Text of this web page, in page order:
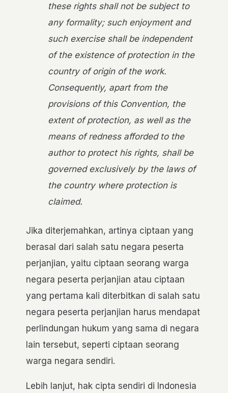
these rights shall not be subject to
any formality; such enjoyment and
such exercise shall be independent
of the existence of protection in the
country of origin of the work.
Consequently, apart from the
provisions of this Convention, the
extent of protection, as well as the
means of redness afforded to the
author to protect his rights, shall be
governed exclusively by the laws of
the country where protection is
claimed.
Jika diterjemahkan, artinya ciptaan yang
berasal dari salah satu negara peserta
perjanjian, yaitu ciptaan seorang warga
negara peserta perjanjian atau ciptaan
yang pertama kali diterbitkan di salah satu
negara peserta perjanjian harus mendapat
perlindungan hukum yang sama di negara
lain tersebut, seperti ciptaan seorang
warga negara sendiri.
Lebih lanjut, hak cipta sendiri di Indonesia